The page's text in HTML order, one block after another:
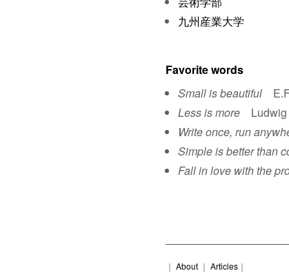
九州産業大学
Favorite words
Small is beautiful
Less is moreLudwig
Write once, run
Simple is better than
Fall in love with the
｜ About ｜ Articles ｜